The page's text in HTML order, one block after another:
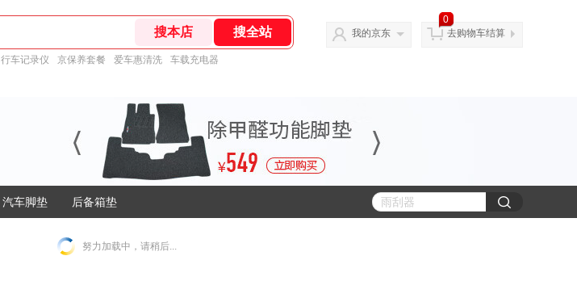
行车记录仪 京保养套餐 爱车惠清洗 车载充电器
我的京东
0
去购物车结算
汽车脚垫 后备箱垫
努力加载中，请稍后...